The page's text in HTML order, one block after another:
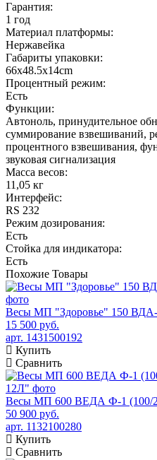
Гарантия:
1 год
Материал платформы:
Нержавейка
Габариты упаковки:
66х48.5х14cm
Процентный режим:
Есть
Функции:
Автоноль, принудительное
суммирование взвешиваний,
процентного взвешивания,
звуковая сигнализация
Масса весов:
11,05 кг
Интерфейс:
RS 232
Режим дозирования:
Есть
Стойка для индикатора:
Есть
Похожие Товары
Весы МП "Здоровье" 150 ВДА-
15 500 руб.
арт. 1431500192
Купить
Сравнить
Весы МП 600 ВЕДА Ф-1 (100/
50 900 руб.
арт. 1132100280
Купить
Сравнить